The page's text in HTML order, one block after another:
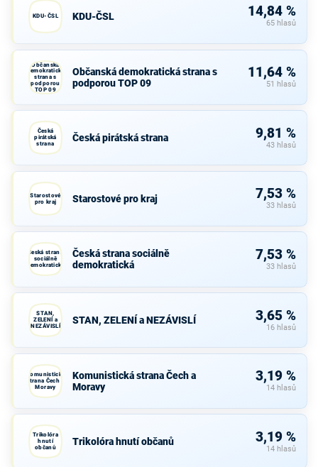
KDU-ČSL KDU-ČSL 14,84 %
65 hlasů
Občanská
demokratická
strana s
podporou
TOP 09
Občanská demokratická strana s
podporou TOP 09
11,64 %
51 hlasů
Česká
pirátská
strana
Česká pirátská strana 9,81 %
43 hlasů
Starostové
pro kraj
Starostové pro kraj 7,53 %
33 hlasů
Česká strana
sociálně
demokratická
Česká strana sociálně
demokratická
7,53 %
33 hlasů
STAN,
ZELENÍ a
NEZÁVISLÍ
STAN, ZELENÍ a NEZÁVISLÍ 3,65 %
16 hlasů
Komunistická
strana Čech a
Moravy
Komunistická strana Čech a
Moravy
3,19 %
14 hlasů
Trikolóra
hnutí
občanů
Trikolóra hnutí občanů 3,19 %
14 hlasů